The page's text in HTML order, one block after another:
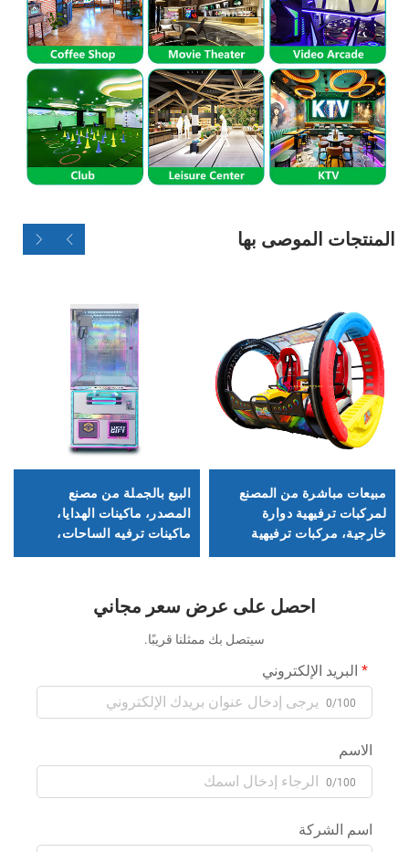
المنتجات الموصى بها
مبيعات مباشرة من المصنع
لمركبات ترفيهية دوارة
خارجية، مركبات ترفيهية
البيع بالجملة من مصنع
المصدر، ماكينات الهدايا،
ماكينات ترفيه الساحات،
احصل على عرض سعر مجاني
سيتصل بك ممثلنا قريبًا.
البريد الإلكتروني
0/100
الاسم
0/100
اسم الشركة